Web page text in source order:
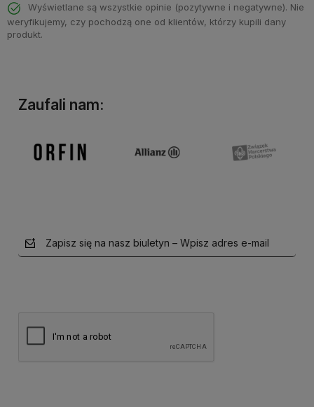
Wyświetlane są wszystkie opinie (pozytywne i negatywne). Nie
weryfikujemy, czy pochodzą one od klientów, którzy kupili dany
produkt.
Zaufali nam:
Zapisz się na nasz biuletyn – Wpisz adres e-mail